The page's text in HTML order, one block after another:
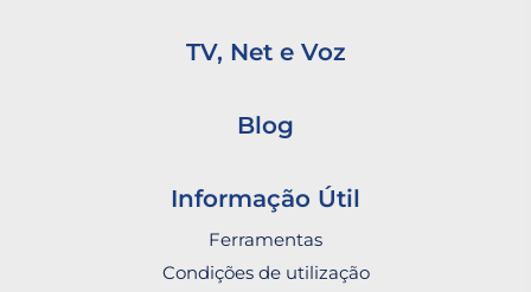
TV, Net e Voz
Blog
Informação Útil
Ferramentas
Condições de utilização